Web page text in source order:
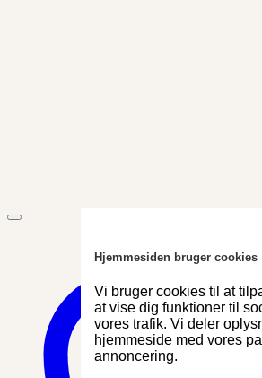
Hjemmesiden bruger cookies
Vi bruger cookies til at
at vise dig funktioner til
vores trafik. Vi deler
hjemmeside med vores
annoncering.